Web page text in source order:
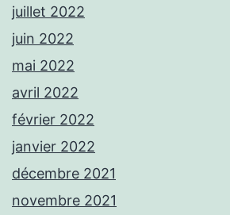
juillet 2022
juin 2022
mai 2022
avril 2022
février 2022
janvier 2022
décembre 2021
novembre 2021